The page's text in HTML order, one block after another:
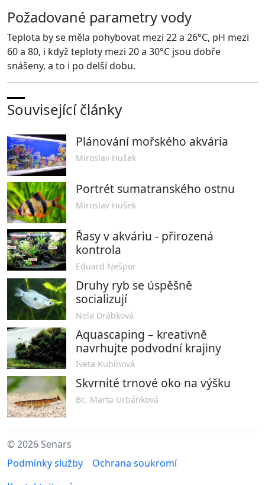
Požadované parametry vody
Teplota by se měla pohybovat mezi 22 a 26°C, pH mezi
60 a 80, i když teploty mezi 20 a 30°C jsou dobře
snášeny, a to i po delší dobu.
Související články
Plánování mořského akvária
Miroslav Hušek
Portrét sumatranského ostnu
Miroslav Hušek
Řasy v akváriu - přirozená
kontrola
Eduard Nešpor
Druhy ryb se úspěšně
socializují
Nela Drábková
Aquascaping – kreativně
navrhujte podvodní krajiny
Iveta Kubínová
Skvrnité trnové oko na výšku
Bc. Marta Urbánková
© 2026 Senars
Podmínky služby
Ochrana soukromí